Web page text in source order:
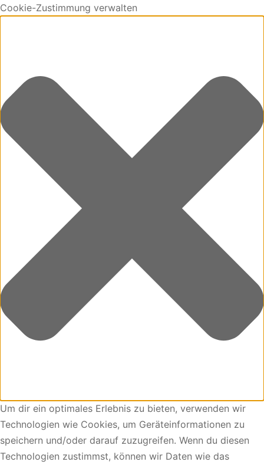
Cookie-Zustimmung verwalten
Um dir ein optimales Erlebnis zu bieten, verwenden wir
Technologien wie Cookies, um Geräteinformationen zu
speichern und/oder darauf zuzugreifen. Wenn du diesen
Technologien zustimmst, können wir Daten wie das
Cart0
No products in the cart.